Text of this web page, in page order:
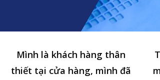
Mình là khách hàng thân
thiết tại cửa hàng, mình đã